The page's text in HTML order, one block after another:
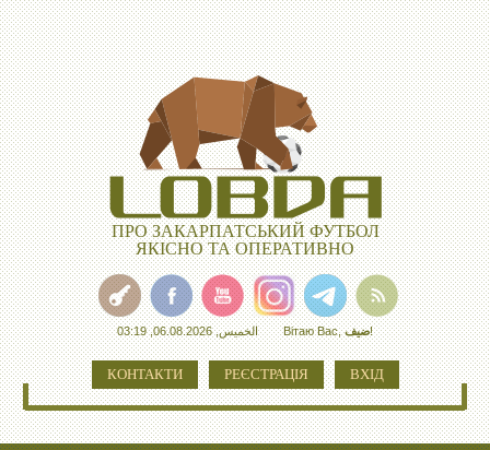
ПРО ЗАКАРПАТСЬКИЙ ФУТБОЛ
ЯКІСНО ТА ОПЕРАТИВНО
الخميس, 06.08.2026, 03:19 Вітаю Вас,ضيف!
КОНТАКТИ РЕЄСТРАЦІЯ ВХІД